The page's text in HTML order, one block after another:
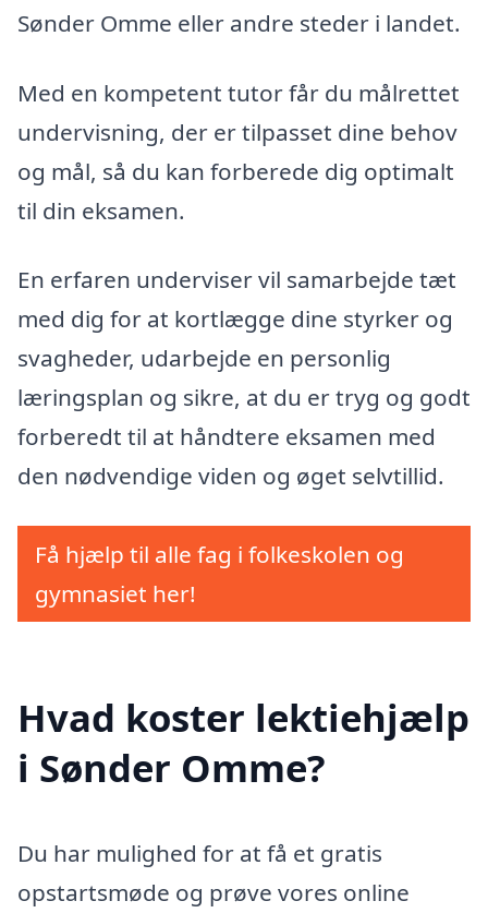
Sønder Omme eller andre steder i landet.
Med en kompetent tutor får du målrettet
undervisning, der er tilpasset dine behov
og mål, så du kan forberede dig optimalt
til din eksamen.
En erfaren underviser vil samarbejde tæt
med dig for at kortlægge dine styrker og
svagheder, udarbejde en personlig
læringsplan og sikre, at du er tryg og godt
forberedt til at håndtere eksamen med
den nødvendige viden og øget selvtillid.
Få hjælp til alle fag i folkeskolen og
gymnasiet her!
Hvad koster lektiehjælp
i Sønder Omme?
Du har mulighed for at få et gratis
opstartsmøde og prøve vores online